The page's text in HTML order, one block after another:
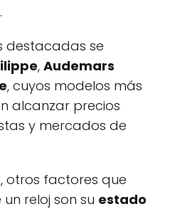
destacadas se
, Audemars
, cuyos modelos más
alcanzar precios
y mercados de
otros factores que
reloj son su estado